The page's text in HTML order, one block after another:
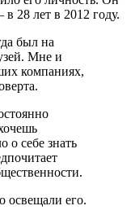
28 лет в 2012 году.
был на
Мне и
компаниях,
о себе знать
освещали его.